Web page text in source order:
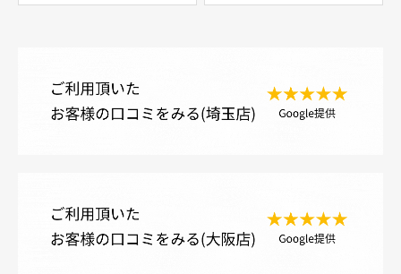
ス ジャンク